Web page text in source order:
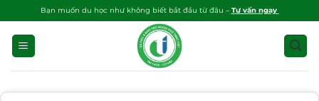
qua
dung
Bạn muốn du học như không biết bắt đầu từ đâu – Tư vấn ngay